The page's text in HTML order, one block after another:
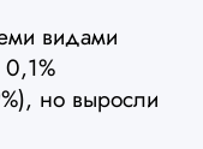
видами
0,1%
но выросли